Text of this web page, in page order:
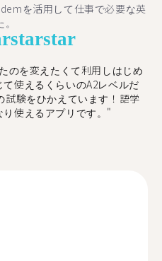
を活用して仕事で必要な英
starstar
のを変えたくて利用しはじめ
使えるくらいのA2レベルだ
試験をひかえています！語学
使えるアプリです。"